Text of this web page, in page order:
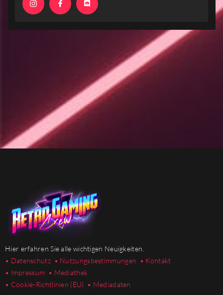
Hier erfahren Sie alle wichtigen Neuigkeiten.
• Datenschutz • Nutzungsbestimmungen • Kontakt
• Impressum • Mediathek
• Cookie-Richtlinien (EU) • Mediadaten